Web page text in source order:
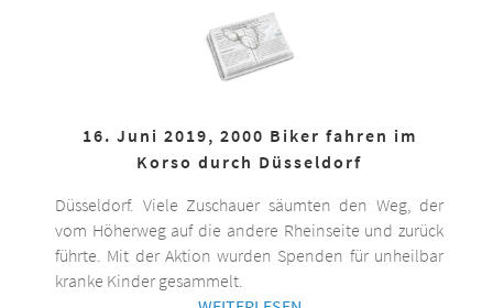
16. Juni 2019, 2000 Biker fahren im
Korso durch Düsseldorf
Düsseldorf. Viele Zuschauer säumten den Weg, der
vom Höherweg auf die andere Rheinseite und zurück
führte. Mit der Aktion wurden Spenden für unheilbar
kranke Kinder gesammelt.